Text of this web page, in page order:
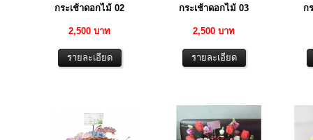
กระเช้าดอกไม้ 02
2,500 บาท
กระเช้าดอกไม้ 03
2,500 บาท
ก